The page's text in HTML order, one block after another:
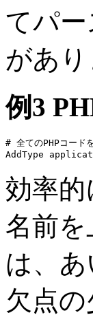
てパ
があり
例3
# 全てのPHPコード
AddType
効率
名前
は、
欠点